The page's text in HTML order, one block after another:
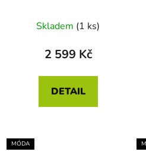
Skladem (1 ks)
2 599 Kč
DETAIL
MÓDA